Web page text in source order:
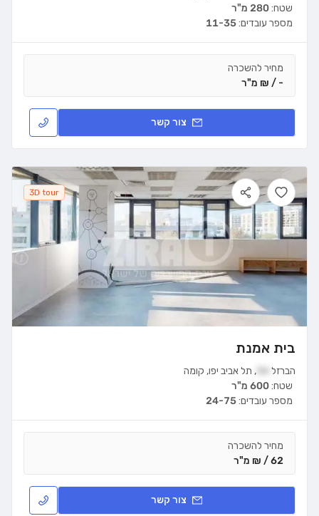
שטח:280 מ"ר
מספר עובדים:11-35
מחיר להשכרה
- / ₪ מ"ר
צור קשר
3D tour
בית אמנת
הברזל , תל אביב יפו, קומה
שטח:600 מ"ר
מספר עובדים:24-75
מחיר להשכרה
62 / ₪ מ"ר
צור קשר